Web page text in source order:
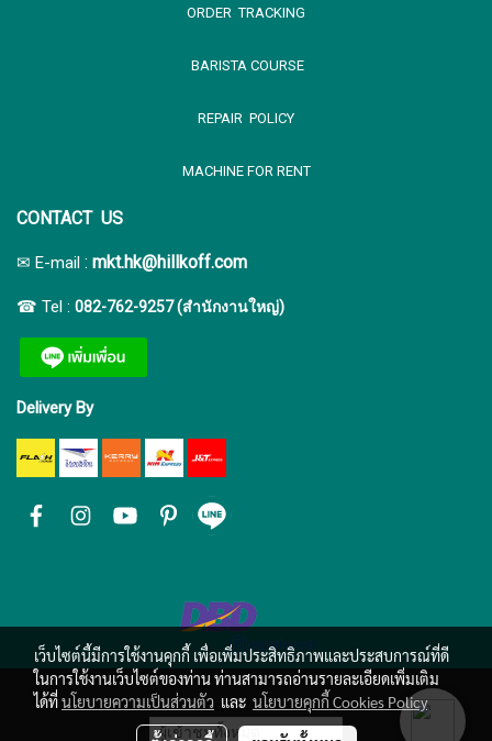
ORDER TRACKING
BARISTA COURSE
REPAIR POLICY
MACHINE FOR RENT
CONTACT US
✉ E-mail : mkt.hk@hillkoff.com
☎ Tel : 082-762-9257 (สำนักงานใหญ่)
Delivery By
ผู้เข้าชมทั้งหมด
เว็บไซต์นี้มีการใช้งานคุกกี้ เพื่อเพิ่มประสิทธิภาพและประสบการณ์ที่ดี
ในการใช้งานเว็บไซต์ของท่าน ท่านสามารถอ่านรายละเอียดเพิ่มเติม
ได้ที่นโยบายความเป็นส่วนตัว และ นโยบายคุกกี้ Cookies Policy